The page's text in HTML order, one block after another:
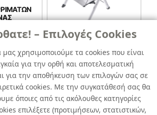
– Επιλογές Cookies
μας χρησιμοποιούμε τα cookies που είναι
για την ορθή και αποτελεσματική
για την αποθήκευση των επιλογών σας σε
cookies. Με την συγκατάθεσή σας θα
όποιες από τις ακόλουθες κατηγορίες
επιλέξετε (προτιμήσεων, στατιστικών,
ΣΚΑΛΕΣ ΑΛΟΥΜΙΝΙΟΥ